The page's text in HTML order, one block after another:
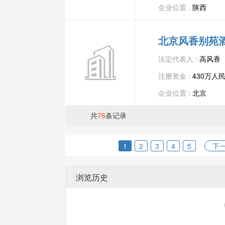
企业位置 : 陕西
北京风香别苑
法定代表人 : 高风香
注册资金 : 430万人
企业位置 : 北京
共76条记录
1 2 3 4 5 下
浏览历史